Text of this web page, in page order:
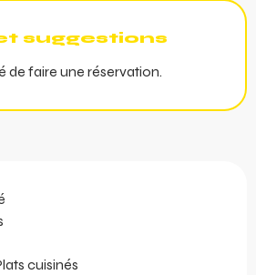
suggestions
de faire une réservation.
cuisinés